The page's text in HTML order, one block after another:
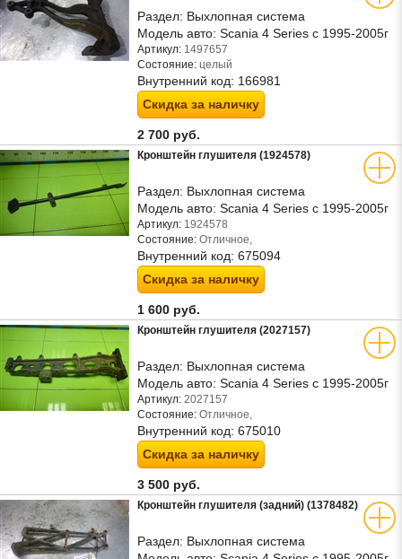
Раздел: Выхлопная система
Модель авто: Scania 4 Series с 1995-2005г
Артикул: 1497657
Состояние: целый
Внутренний код: 166981
Скидка за наличку
2 700 руб.
Кронштейн глушителя (1924578)
Раздел: Выхлопная система
Модель авто: Scania 4 Series с 1995-2005г
Артикул: 1924578
Состояние: Отличное,
Внутренний код: 675094
Скидка за наличку
1 600 руб.
Кронштейн глушителя (2027157)
Раздел: Выхлопная система
Модель авто: Scania 4 Series с 1995-2005г
Артикул: 2027157
Состояние: Отличное,
Внутренний код: 675010
Скидка за наличку
3 500 руб.
Кронштейн глушителя (задний) (1378482)
Раздел: Выхлопная система